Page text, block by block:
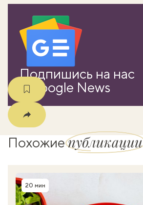
Подпишись на нас
в Google News
Похожиепубликации
Время приготовления
20 мин